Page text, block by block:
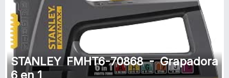
STANLEY FMHT6-70868 - Grapadora
6 en 1